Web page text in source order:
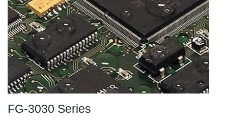
FG-3030 Series